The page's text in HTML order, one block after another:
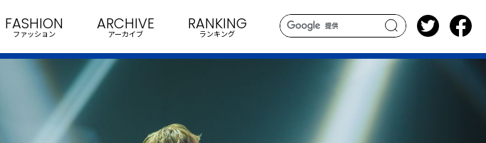
search
FASHION
ファッション
ARCHIVE
アーカイブ
RANKING
ランキング